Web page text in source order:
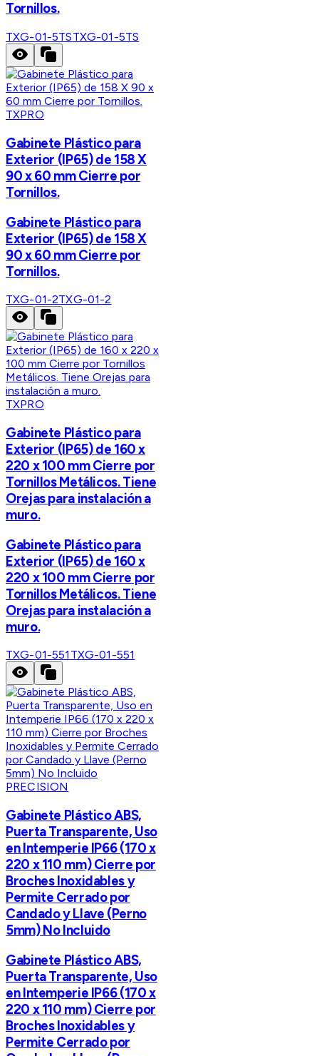
Tornillos.
TXG-01-5TSTXG-01-5TS
TXPRO
Gabinete Plástico para
Exterior (IP65) de 158 X
90 x 60 mm Cierre por
Tornillos.
Gabinete Plástico para
Exterior (IP65) de 158 X
90 x 60 mm Cierre por
Tornillos.
TXG-01-2TXG-01-2
TXPRO
Gabinete Plástico para
Exterior (IP65) de 160 x
220 x 100 mm Cierre por
Tornillos Metálicos. Tiene
Orejas para instalación a
muro.
Gabinete Plástico para
Exterior (IP65) de 160 x
220 x 100 mm Cierre por
Tornillos Metálicos. Tiene
Orejas para instalación a
muro.
TXG-01-551 TXG-01-551
PRECISION
Gabinete Plástico ABS,
Puerta Transparente, Uso
en Intemperie IP66 (170 x
220 x 110 mm) Cierre por
Broches Inoxidables y
Permite Cerrado por
Candado y Llave (Perno
5mm) No Incluido
Gabinete Plástico ABS,
Puerta Transparente, Uso
en Intemperie IP66 (170 x
220 x 110 mm) Cierre por
Broches Inoxidables y
Permite Cerrado por